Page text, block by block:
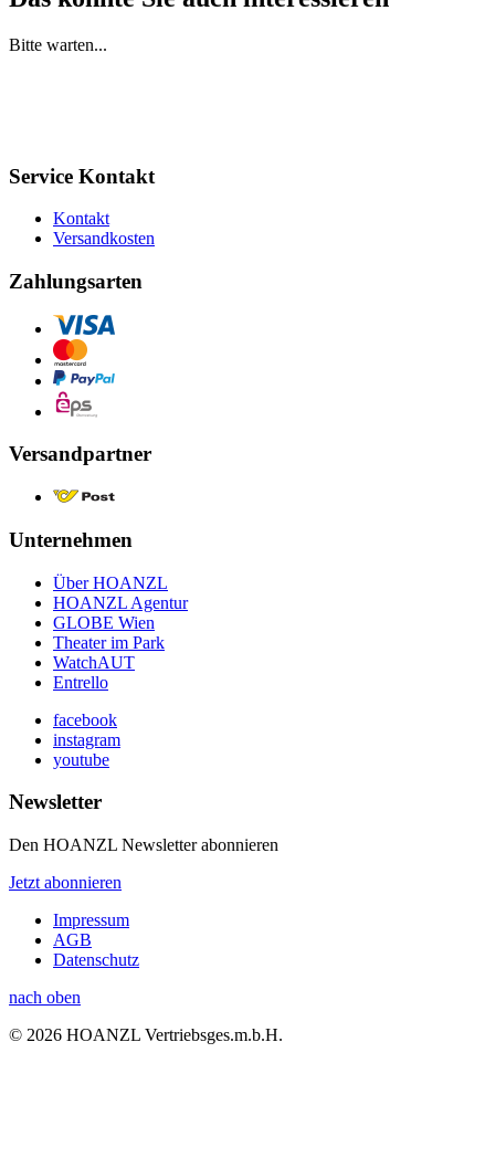
Bitte warten...
Service Kontakt
Kontakt
Versandkosten
Zahlungsarten
Versandpartner
Unternehmen
Über HOANZL
HOANZL Agentur
GLOBE Wien
Theater im Park
WatchAUT
Entrello
facebook
instagram
youtube
Newsletter
Den HOANZL Newsletter abonnieren
Jetzt abonnieren
Impressum
AGB
Datenschutz
nach oben
© 2026 HOANZL Vertriebsges.m.b.H.